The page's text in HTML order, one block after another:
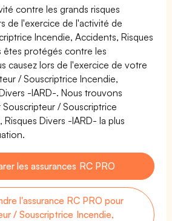
contre les grands risques
de l'exercice de l'activité de
Incendie, Accidents, Risques
êtes protégés contre les
causez lors de l'exercice de votre
/ Souscriptrice Incendie,
-IARD-. Nous trouvons
/ Souscriptrice
Divers -IARD- la plus
les assurances RC PRO
l'assurance RC PRO pour
/ Souscriptrice Incendie,